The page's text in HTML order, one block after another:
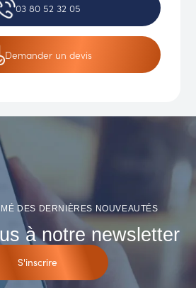
03 80 52 32 05
Demanderun devis
DES DERNIÈRES NOUVEAUTÉS
à notre newsletter
S'inscrire